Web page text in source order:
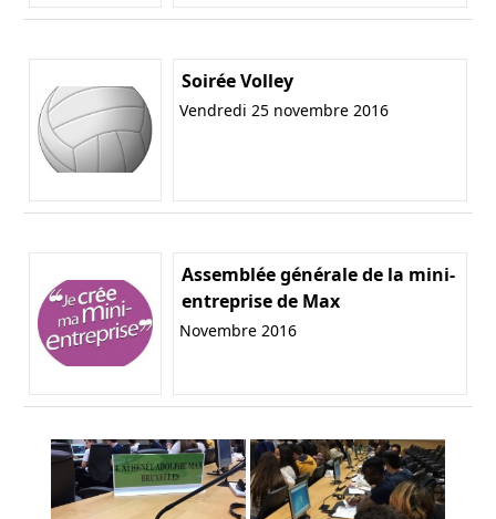
Soirée Volley
Vendredi 25 novembre 2016
Assemblée générale de la mini-
entreprise de Max
Novembre 2016